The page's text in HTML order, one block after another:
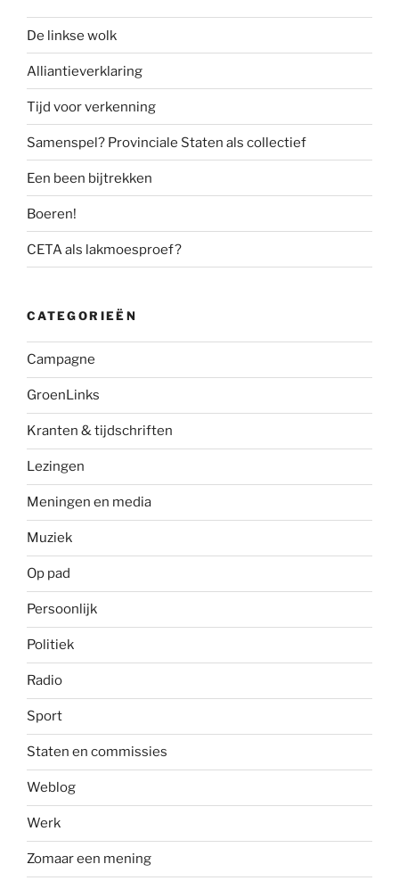
De linkse wolk
Alliantieverklaring
Tijd voor verkenning
Samenspel? Provinciale Staten als collectief
Een been bijtrekken
Boeren!
CETA als lakmoesproef?
CATEGORIEËN
Campagne
GroenLinks
Kranten & tijdschriften
Lezingen
Meningen en media
Muziek
Op pad
Persoonlijk
Politiek
Radio
Sport
Staten en commissies
Weblog
Werk
Zomaar een mening